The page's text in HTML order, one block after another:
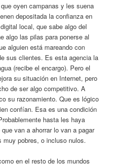
oyen campanas y les suena
depositada la confianza en
local, que sabe algo del
algo las pilas para ponerse al
alguien está mareando con
sus clientes. Es esta agencia la
(recibe el encargo). Pero el
su situación en Internet, pero
de ser algo competitivo. A
su razonamiento. Que es lógico
confían. Esa es una condición
hasta les haya
van a ahorrar lo van a pagar
pobres, o incluso nulos.
en el resto de los mundos